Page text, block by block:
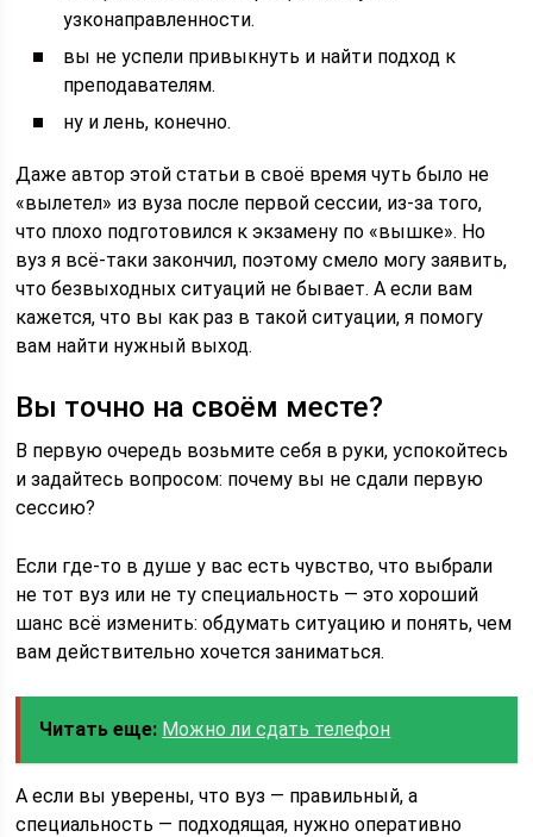
узконаправленности.
вы не успели привыкнуть и найти подход к
преподавателям.
ну и лень, конечно.
Даже автор этой статьи в своё время чуть было не
«вылетел» из вуза после первой сессии, из-за того,
что плохо подготовился к экзамену по «вышке». Но
вуз я всё-таки закончил, поэтому смело могу заявить,
что безвыходных ситуаций не бывает. А если вам
кажется, что вы как раз в такой ситуации, я помогу
вам найти нужный выход.
Вы точно на своём месте?
В первую очередь возьмите себя в руки, успокойтесь
и задайтесь вопросом: почему вы не сдали первую
сессию?
Если где-то в душе у вас есть чувство, что выбрали
не тот вуз или не ту специальность — это хороший
шанс всё изменить: обдумать ситуацию и понять, чем
вам действительно хочется заниматься.
Читать еще: Можно ли сдать телефон
А если вы уверены, что вуз — правильный, а
специальность — подходящая, нужно оперативно